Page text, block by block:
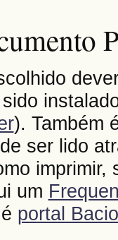
). Também
ser lido
um
portal